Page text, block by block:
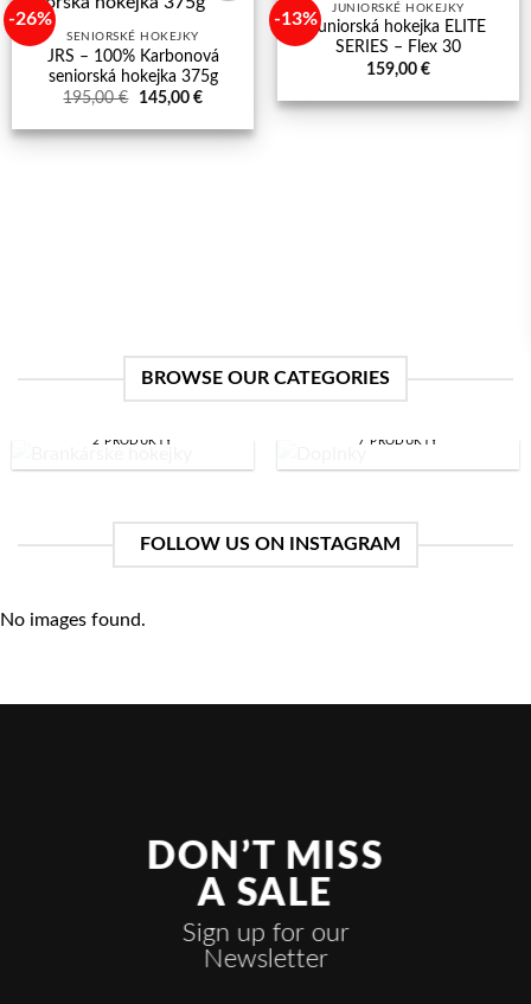
-26%
wishlist
SENIORSKÉ HOKEJKY
JRS – 100% Karbonová
seniorská hokejka 375g
195,00€
Pôvodná
bola:
195,00 €.
145,00 €Aktuálna
je:
145,00 €.
-13%
Add to
wishlist
JUNIORSKÉ HOKEJKY
Juniorská hokejka ELITE
SERIES – Flex 30
159,00 €
BROWSE OUR CATEGORIES
2 PRODUKTY 7 PRODUKTY
FOLLOW US ON INSTAGRAM
No images found.
DON’T MISS
A SALE
Sign up for our
Newsletter